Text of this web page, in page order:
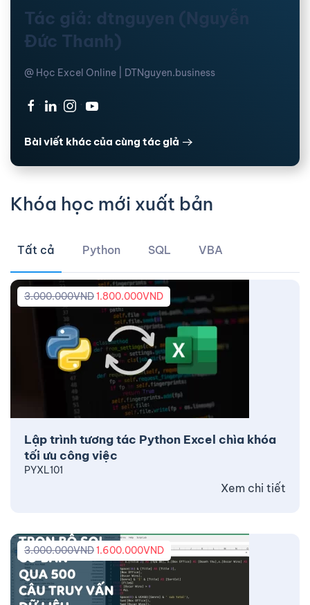
Tác giả: dtnguyen (Nguyễn
Đức Thanh)
@ Học Excel Online | DTNguyen.business
· · ·
Bài viết khác của cùng tác giả
Khóa học mới xuất bản
Tất cả Python SQL VBA
Lập trình tương tác Python Excel chìa khóa
tối ưu công việc
3.000.000VND1.800.000VND
PYXL101
Xem chi tiết
3.000.000VND1.600.000VND